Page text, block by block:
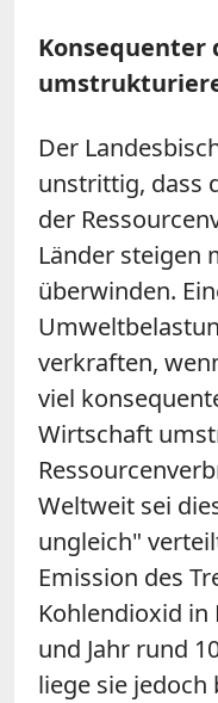
Konsequenter
Der
unstrittig, dass
der
Länder steigen
überwinden.
verkraften,
viel
Wirtschaft
Weltweit sei
ungleich"
Emission des
Kohlendioxid
und Jahr rund
liege sie jedoch